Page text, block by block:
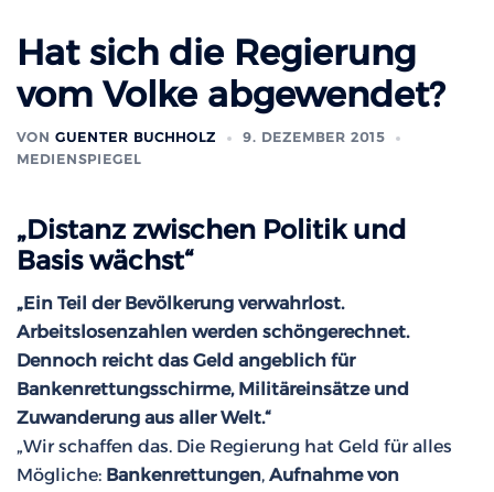
Hat sich die Regierung
vom Volke abgewendet?
VON GUENTER BUCHHOLZ
9. DEZEMBER 2015
MEDIENSPIEGEL
„Distanz zwischen Politik und
Basis wächst“
„Ein Teil der Bevölkerung verwahrlost.
Arbeitslosenzahlen werden schöngerechnet.
Dennoch reicht das Geld angeblich für
Bankenrettungsschirme, Militäreinsätze und
Zuwanderung aus aller Welt.“
„Wir schaffen das. Die Regierung hat Geld für alles
Mögliche: Bankenrettungen, Aufnahme von